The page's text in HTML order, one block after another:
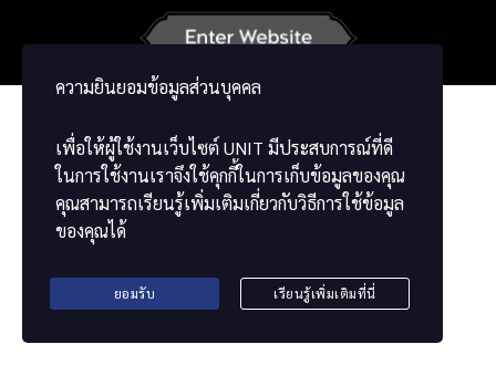
ความยินยอมข้อมูลส่วนบุคคล
เพื่อให้ผู้ใช้งานเว็บไซต์ UNIT มีประสบการณ์ที่ดี
ในการใช้งานเราจึงใช้คุกกี้ในการเก็บข้อมูลของคุณ
คุณสามารถเรียนรู้เพิ่มเติมเกี่ยวกับวิธีการใช้ข้อมูล
ของคุณได้
ยอมรับ เรียนรู้เพิ่มเติมที่นี่